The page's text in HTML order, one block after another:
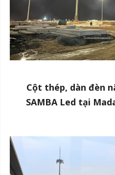
Cột thép, dàn đèn
SAMBA Led tại